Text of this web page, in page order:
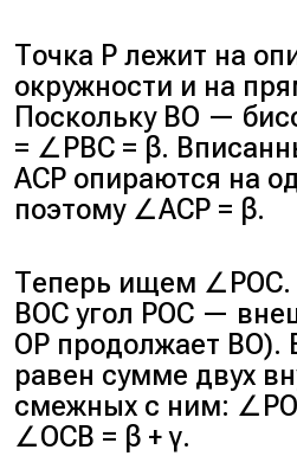
Точка P лежит на
окружности и на
Поскольку BO —
= ∠PBC = β.
ACP опираются на
поэтому ∠ACP = β.
Теперь ищем ∠POC.
BOC угол POC —
OP продолжает BO).
равен сумме двух
смежных с ним:
∠OCB = β + γ.